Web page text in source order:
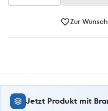
Zur
Jetzt Produkt mit